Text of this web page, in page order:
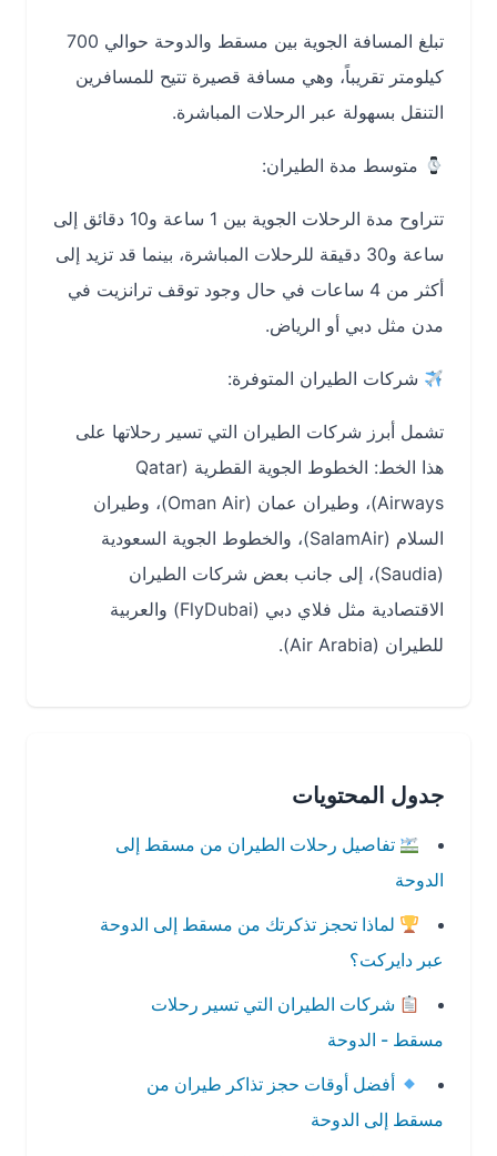
تبلغ المسافة الجوية بين مسقط والدوحة حوالي 700
كيلومتر تقريباً، وهي مسافة قصيرة تتيح للمسافرين
التنقل بسهولة عبر الرحلات المباشرة.
متوسط مدة الطيران:
تتراوح مدة الرحلات الجوية بين 1 ساعة و10 دقائق إلى
ساعة و30 دقيقة للرحلات المباشرة، بينما قد تزيد إلى
أكثر من 4 ساعات في حال وجود توقف ترانزيت في
مدن مثل دبي أو الرياض.
شركات الطيران المتوفرة:
تشمل أبرز شركات الطيران التي تسير رحلاتها على
هذا الخط: الخطوط الجوية القطرية (Qatar
Airways)، وطيران عمان (Oman Air)، وطيران
السلام (SalamAir)، والخطوط الجوية السعودية
(Saudia)، إلى جانب بعض شركات الطيران
الاقتصادية مثل فلاي دبي (FlyDubai) والعربية
للطيران (Air Arabia).
جدول المحتويات
تفاصيل رحلات الطيران من مسقط إلى
الدوحة
لماذا تحجز تذكرتك من مسقط إلى الدوحة
عبر دايركت؟
شركات الطيران التي تسير رحلات
مسقط - الدوحة
أفضل أوقات حجز تذاكر طيران من
مسقط إلى الدوحة